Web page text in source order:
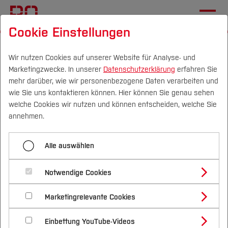
Campus Personen DE|EN Quicklinks
Studium
Studienangebote
Bachelorstudiengänge
Masterstudiengänge
Vor dem Studium
Bewerben & Einschreiben
Bewerbungsportal
Im Studium
Studienbüros und Prüfungen
Nach dem Studium
Forschung & Transfer
Profil
Forschungs- und Transferprofil
Schwerpunkte (FuT)
Beratung & Förderung
Nachhaltigkeit
Nachhaltigkeit studieren
International
2.2 Vektorgeometrie
Quelltexte
Menü aufklappen
Aufgaben
Lösungen
Quelltexte
Externe Klassenbibliotheken
de.hsbo.fbv.bmg.vectors.Line
greift auf
die Klassenbibliothek Jama (Archivdatei jama.jar)
Cookie Einstellungen
Wir nutzen Cookies auf unserer Website für Analyse- und
Marketingzwecke. In unserer Datenschutzerklärung erfahren Sie
mehr darüber, wie wir personenbezogene Daten verarbeiten und
wie Sie uns kontaktieren können. Hier können Sie genau sehen
welche Cookies wir nutzen und können entscheiden, welche Sie
annehmen.
Alle auswählen
Notwendige Cookies
Marketingrelevante Cookies
Einbettung YouTube-Videos